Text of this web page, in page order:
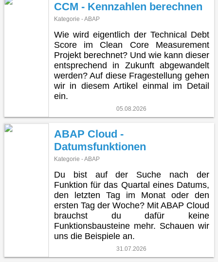
CCM - Kennzahlen berechnen
Kategorie - ABAP
Wie wird eigentlich der Technical Debt
Score im Clean Core Measurement
Projekt berechnet? Und wie kann dieser
entsprechend in Zukunft abgewandelt
werden? Auf diese Fragestellung gehen
wir in diesem Artikel einmal im Detail
ein.
05.08.2026
ABAP Cloud -
Datumsfunktionen
Kategorie - ABAP
Du bist auf der Suche nach der
Funktion für das Quartal eines Datums,
den letzten Tag im Monat oder den
ersten Tag der Woche? Mit ABAP Cloud
brauchst du dafür keine
Funktionsbausteine mehr. Schauen wir
uns die Beispiele an.
31.07.2026